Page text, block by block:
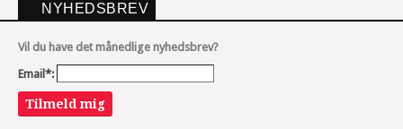
NYHEDSBREV
Vil du have det månedlige nyhedsbrev?
Email*:
Tilmeld mig